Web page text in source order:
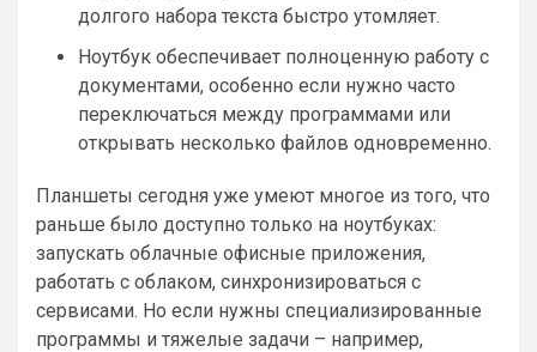
долгого набора текста быстро утомляет.
Ноутбук обеспечивает полноценную работу с
документами, особенно если нужно часто
переключаться между программами или
открывать несколько файлов одновременно.
Планшеты сегодня уже умеют многое из того, что
раньше было доступно только на ноутбуках:
запускать облачные офисные приложения,
работать с облаком, синхронизироваться с
сервисами. Но если нужны специализированные
программы и тяжелые задачи – например,